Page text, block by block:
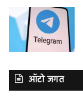
ऑटो जगत